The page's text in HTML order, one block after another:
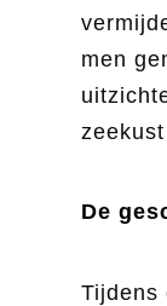
men
De
Tijdens